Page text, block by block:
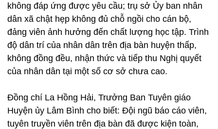
không đáp ứng được yêu cầu; trụ sở Ủy ban nhân
dân xã chật hẹp không đủ chỗ ngồi cho cán bộ,
đảng viên ảnh hưởng đến chất lượng học tập. Trình
độ dân trí của nhân dân trên địa bàn huyện thấp,
không đồng đều, nhận thức và tiếp thu Nghị quyết
của nhân dân tại một số cơ sở chưa cao.
Đồng chí La Hồng Hải, Trưởng Ban Tuyên giáo
Huyện ủy Lâm Bình cho biết: Đội ngũ báo cáo viên,
tuyên truyền viên trên địa bàn đã được kiện toàn,